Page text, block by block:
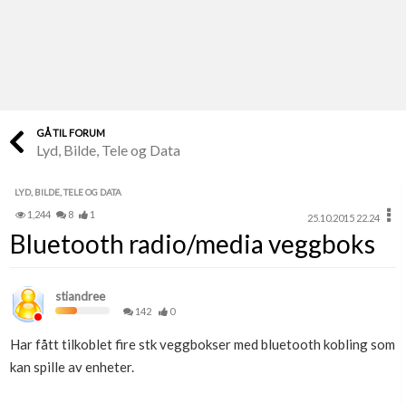
Finn håndverkere
Papirer som mangler
Skaff dokumentasjon som mangler
Kundeservice
Få svar på det du lurer på
Kom i gang med Boligmappa
Se din bolig? Klikk her
GÅ TIL FORUM
Lyd, Bilde, Tele og Data
LYD, BILDE, TELE OG DATA
1,244 8 1 25.10.2015 22.24
Bluetooth radio/media veggboks
stiandree
142 0
Har fått tilkoblet fire stk veggbokser med bluetooth kobling som
kan spille av enheter.